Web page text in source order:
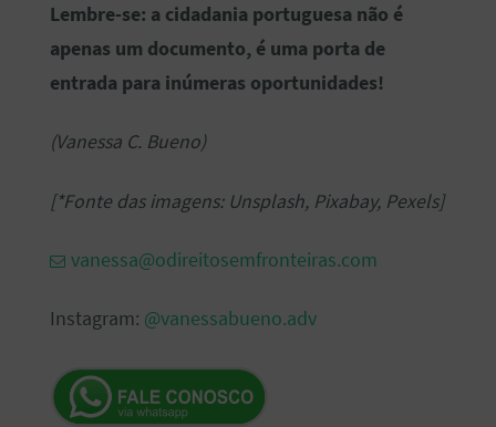
Lembre-se: a cidadania portuguesa não é
apenas um documento, é uma porta de
entrada para inúmeras oportunidades!
(Vanessa C. Bueno)
[*Fonte das imagens: Unsplash, Pixabay, Pexels]
vanessa@odireitosemfronteiras.com
Instagram: @vanessabueno.adv